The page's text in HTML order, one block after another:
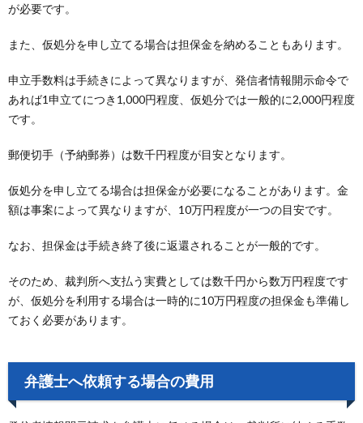
が必要です。
また、仮処分を申し立てる場合は担保金を納めることもあります。
申立手数料は手続きによって異なりますが、発信者情報開示命令で
あれば1申立てにつき1,000円程度、仮処分では一般的に2,000円程度
です。
郵便切手（予納郵券）は数千円程度が目安となります。
仮処分を申し立てる場合は担保金が必要になることがあります。金
額は事案によって異なりますが、10万円程度が一つの目安です。
なお、担保金は手続き終了後に返還されることが一般的です。
そのため、裁判所へ支払う実費としては数千円から数万円程度です
が、仮処分を利用する場合は一時的に10万円程度の担保金も準備し
ておく必要があります。
弁護士へ依頼する場合の費用